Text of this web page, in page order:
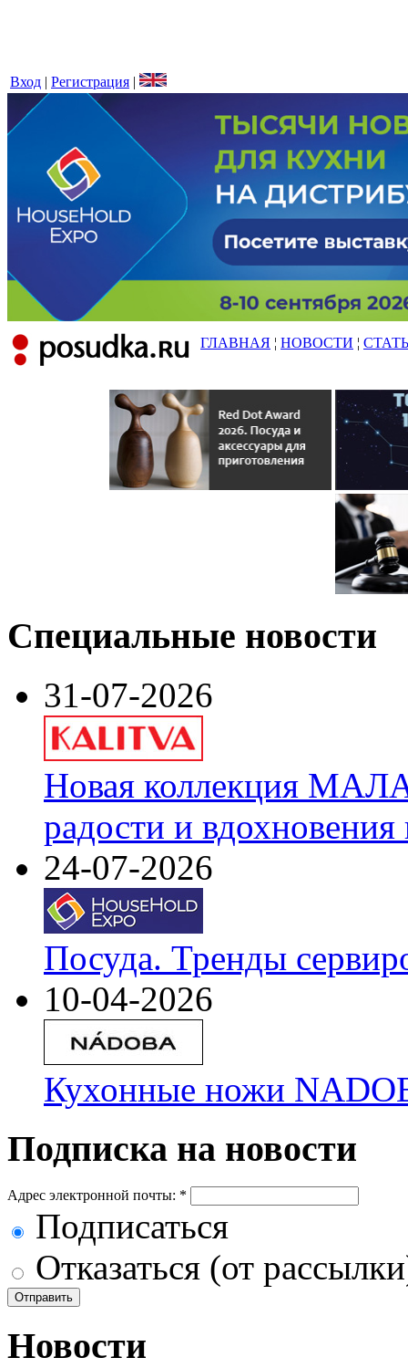
Вход | Регистрация |
ГЛАВНАЯ ¦ НОВОСТИ ¦
Специальные новости
31-07-2026
Новая коллекция
радости и
24-07-2026
Посуда. Тренды
10-04-2026
Кухонные ножи
Подписка на новости
Адрес электронной почты: *
Подписаться
Отказаться (от
Новости